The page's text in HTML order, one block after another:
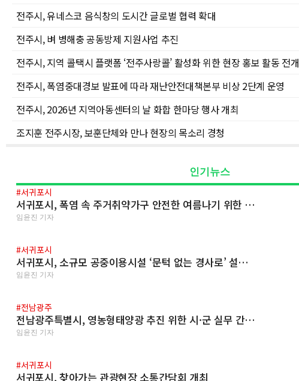
전주시, 유네스코 음식창의 도시간 글로벌 협력 확대
전주시, 벼 병해충 공동방제 지원사업 추진
전주시, 지역 콜택시 플랫폼 ‘전주사랑콜’ 활성화 위한 현장 홍보 활동 전개
전주시, 폭염중대경보 발표에 따라 재난안전대책본부 비상 2단계 운영
전주시, 2026년 지역아동센터의 날 화합 한마당 행사 개최
조지훈 전주시장, 보훈단체와 만나 현장의 목소리 경청
인기뉴스
#서귀포시
서귀포시, 폭염 속 주거취약가구 안전한 여름나기 위한 …
임윤진 기자
#서귀포시
서귀포시, 소규모 공중이용시설 ‘문턱 없는 경사로’ 설…
임윤진 기자
#전남광주
전남광주특별시, 영농형태양광 추진 위한 시·군 실무 간…
임윤진 기자
#서귀포시
서귀포시, 찾아가는 관광현장 소통간담회 개최